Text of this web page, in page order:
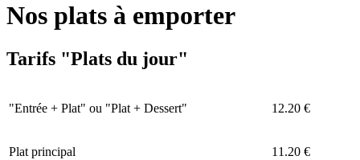
Nos plats à emporter
Tarifs "Plats du jour"
"Entrée + Plat" ou "Plat + Dessert" 12.20 €
Plat principal 11.20 €